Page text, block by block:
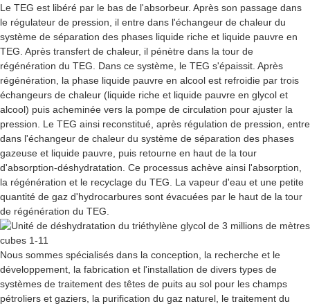
Le TEG est libéré par le bas de l'absorbeur. Après son passage dans
le régulateur de pression, il entre dans l'échangeur de chaleur du
système de séparation des phases liquide riche et liquide pauvre en
TEG. Après transfert de chaleur, il pénètre dans la tour de
régénération du TEG. Dans ce système, le TEG s'épaissit. Après
régénération, la phase liquide pauvre en alcool est refroidie par trois
échangeurs de chaleur (liquide riche et liquide pauvre en glycol et
alcool) puis acheminée vers la pompe de circulation pour ajuster la
pression. Le TEG ainsi reconstitué, après régulation de pression, entre
dans l'échangeur de chaleur du système de séparation des phases
gazeuse et liquide pauvre, puis retourne en haut de la tour
d'absorption-déshydratation. Ce processus achève ainsi l'absorption,
la régénération et le recyclage du TEG. La vapeur d'eau et une petite
quantité de gaz d'hydrocarbures sont évacuées par le haut de la tour
de régénération du TEG.
Nous sommes spécialisés dans la conception, la recherche et le
développement, la fabrication et l'installation de divers types de
systèmes de traitement des têtes de puits au sol pour les champs
pétroliers et gaziers, la purification du gaz naturel, le traitement du